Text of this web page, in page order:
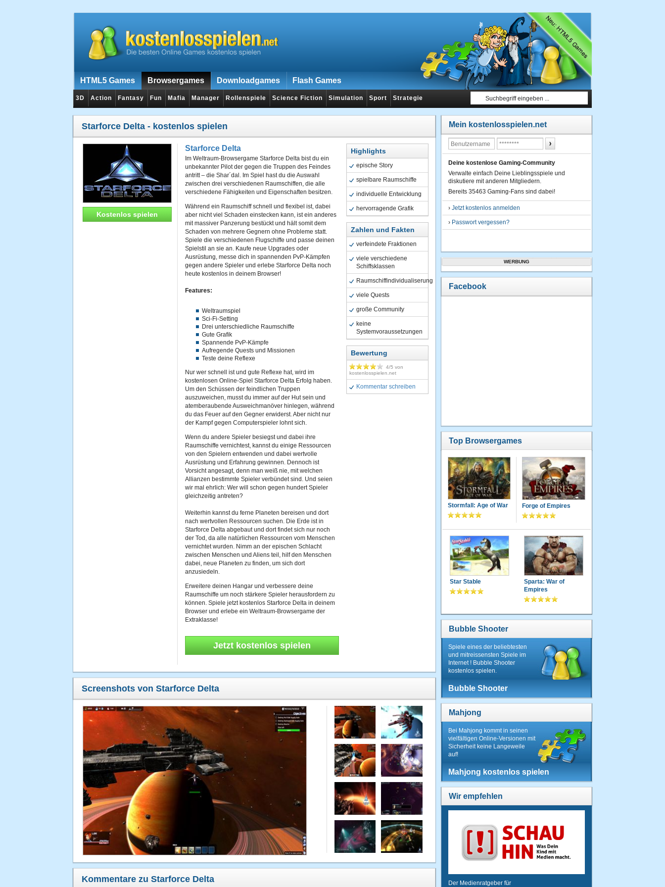
HTML5 Games Browsergames Downloadgames Flash Games
3D Action Fantasy Fun Mafia Manager Rollenspiele Science Fiction Simulation Sport Strategie
Starforce Delta- kostenlos spielen
Kostenlos spielen
Starforce Delta
Im Weltraum-Browsergame Starforce Delta bist du ein
unbekannter Pilot der gegen die Truppen des Feindes
antritt – die Shar´dal. Im Spiel hast du die Auswahl
zwischen drei verschiedenen Raumschiffen, die alle
verschiedene Fähigkeiten und Eigenschaften besitzen.
Während ein Raumschiff schnell und flexibel ist, dabei
aber nicht viel Schaden einstecken kann, ist ein anderes
mit massiver Panzerung bestückt und hält somit dem
Schaden von mehrere Gegnern ohne Probleme statt.
Spiele die verschiedenen Flugschiffe und passe deinen
Spielstil an sie an. Kaufe neue Upgrades oder
Ausrüstung, messe dich in spannenden PvP-Kämpfen
gegen andere Spieler und erlebe Starforce Delta noch
heute kostenlos in deinem Browser!
Features:
Weltraumspiel
Sci-Fi-Setting
Drei unterschiedliche Raumschiffe
Gute Grafik
Spannende PvP-Kämpfe
Aufregende Quests und Missionen
Teste deine Reflexe
Nur wer schnell ist und gute Reflexe hat, wird im
kostenlosen Online-Spiel Starforce Delta Erfolg haben.
Um den Schüssen der feindlichen Truppen
auszuweichen, musst du immer auf der Hut sein und
atemberaubende Ausweichmanöver hinlegen, während
du das Feuer auf den Gegner erwiderst. Aber nicht nur
der Kampf gegen Computerspieler lohnt sich.
Wenn du andere Spieler besiegst und dabei ihre
Raumschiffe vernichtest, kannst du einige Ressourcen
von den Spielern entwenden und dabei wertvolle
Ausrüstung und Erfahrung gewinnen. Dennoch ist
Vorsicht angesagt, denn man weiß nie, mit welchen
Allianzen bestimmte Spieler verbündet sind. Und seien
wir mal ehrlich: Wer will schon gegen hundert Spieler
gleichzeitig antreten?
Weiterhin kannst du ferne Planeten bereisen und dort
nach wertvollen Ressourcen suchen. Die Erde ist in
Starforce Delta abgebaut und dort findet sich nur noch
der Tod, da alle natürlichen Ressourcen vom Menschen
vernichtet wurden. Nimm an der epischen Schlacht
zwischen Menschen und Aliens teil, hilf den Menschen
dabei, neue Planeten zu finden, um sich dort
anzusiedeln.
Erweitere deinen Hangar und verbessere deine
Raumschiffe um noch stärkere Spieler herausfordern zu
können. Spiele jetzt kostenlos Starforce Delta in deinem
Browser und erlebe ein Weltraum-Browsergame der
Extraklasse!
Jetzt kostenlos spielen
Highlights
epische Story
spielbare Raumschiffe
individuelle Entwicklung
hervorragende Grafik
Zahlen und Fakten
verfeindete Fraktionen
viele verschiedene
Schiffsklassen
Raumschiffindividualiserung
viele Quests
große Community
keine
Systemvoraussetzungen
Bewertung
4/5 von
kostenlosspielen.net
Kommentar schreiben
Screenshots von Starforce Delta
Kommentare zu Starforce Delta
Mein kostenlosspielen.net
Deine kostenlose Gaming-Community
Verwalte einfach Deine Lieblingsspiele und
diskutiere mit anderen Mitgliedern.
Bereits 35463 Gaming-Fans sind dabei!
› Jetzt kostenlos anmelden
› Passwort vergessen?
WERBUNG
Facebook
Top Browsergames
Stormfall: Age of War Forge of Empires
Star Stable
Sparta: War of
Empires
Bubble Shooter
Spiele eines der beliebtesten
und mitreissensten Spiele im
Internet ! Bubble Shooter
kostenlos spielen.
Bubble Shooter
Mahjong
Bei Mahjong kommt in seinen
vielfältigen Online-Versionen mit
Sicherheit keine Langeweile
auf!
Mahjong kostenlos spielen
Wir empfehlen
Der Medienratgeber für